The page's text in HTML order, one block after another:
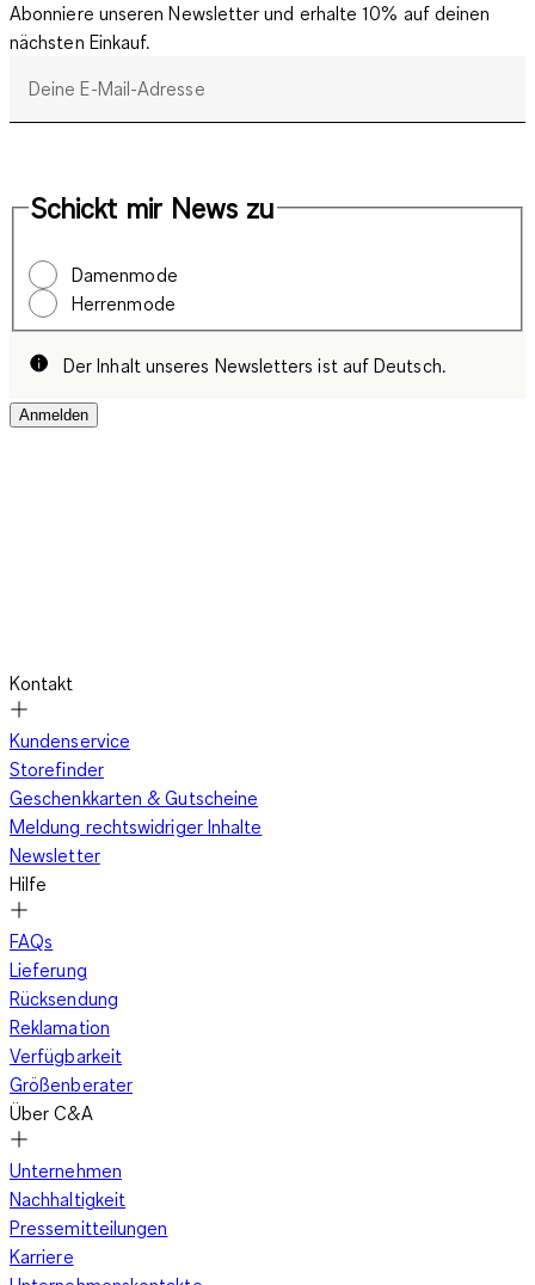
Abonniere unseren Newsletter und erhalte 10% auf deinen
nächsten Einkauf.
Deine E-Mail-Adresse
Schickt mir News zu
Damenmode
Herrenmode
Der Inhalt unseres Newsletters ist auf Deutsch.
Anmelden
Kontakt
Kundenservice
Storefinder
Geschenkkarten & Gutscheine
Meldung rechtswidriger Inhalte
Newsletter
Hilfe
FAQs
Lieferung
Rücksendung
Reklamation
Verfügbarkeit
Größenberater
Über C&A
Unternehmen
Nachhaltigkeit
Pressemitteilungen
Karriere